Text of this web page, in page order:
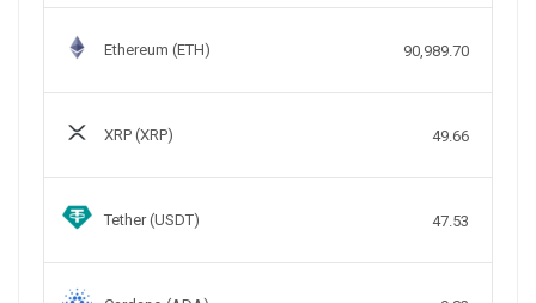
Ethereum (ETH) 90,989.70
XRP (XRP) 49.66
Tether (USDT) 47.53